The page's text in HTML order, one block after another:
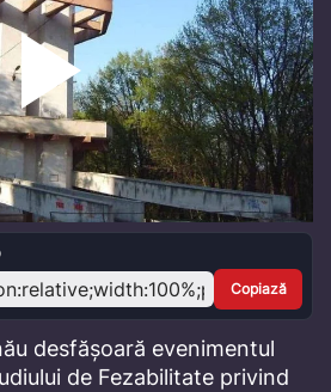
Play
Video
Copiază
desfășoară evenimentul
de Fezabilitate privind